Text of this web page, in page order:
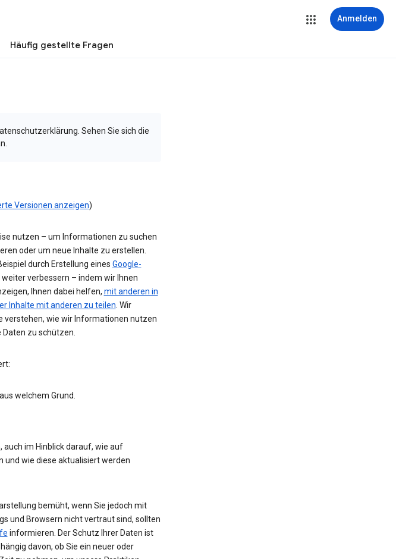
Anmelden
Häufig gestellte Fragen
Sehen Sie sich die
Versionen anzeigen)
nutzen – um Informationen zu suchen
oder um neue Inhalte zu erstellen.
durch Erstellung eines Google-
verbessern – indem wir Ihnen
Ihnen dabei helfen, mit anderen in
Inhalte mit anderen zu teilen. Wir
verstehen, wie wir Informationen nutzen
Daten zu schützen.
welchem Grund.
auch im Hinblick darauf, wie auf
wie diese aktualisiert werden
bemüht, wenn Sie jedoch mit
und Browsern nicht vertraut sind, sollten
informieren. Der Schutz Ihrer Daten ist
davon, ob Sie ein neuer oder